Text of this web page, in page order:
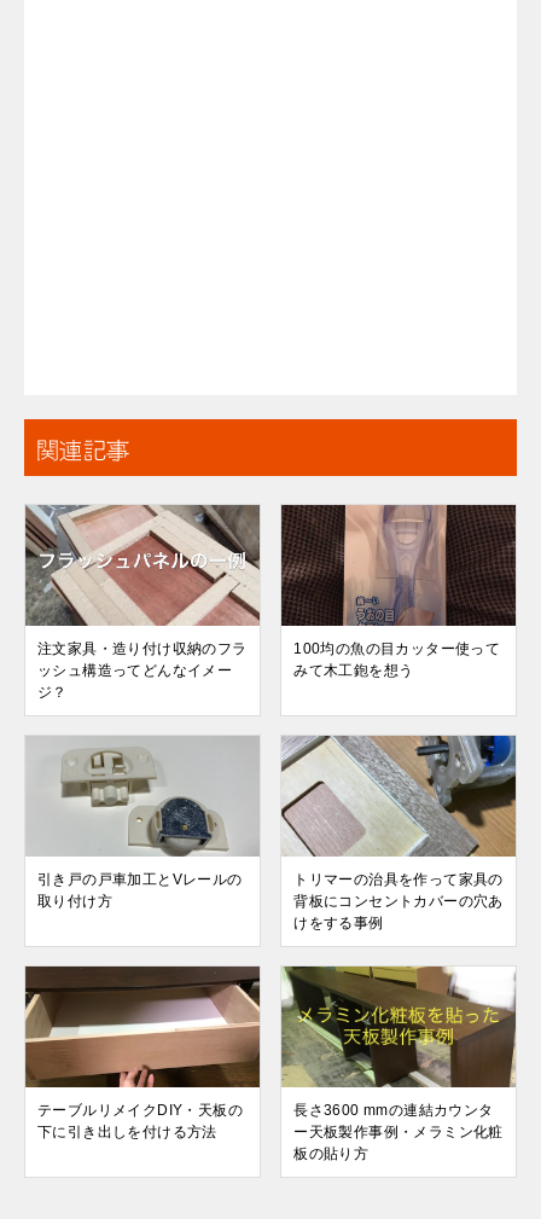
関連記事
注文家具・造り付け収納のフラ
ッシュ構造ってどんなイメー
ジ？
100均の魚の目カッター使って
みて木工鉋を想う
引き戸の戸車加工とVレールの
取り付け方
トリマーの治具を作って家具の
背板にコンセントカバーの穴あ
けをする事例
テーブルリメイクDIY・天板の
下に引き出しを付ける方法
長さ3600 mmの連結カウンタ
ー天板製作事例・メラミン化粧
板の貼り方